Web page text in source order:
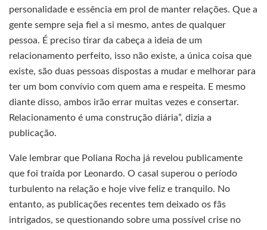
personalidade e essência em prol de manter relações. Que a
gente sempre seja fiel a si mesmo, antes de qualquer
pessoa. É preciso tirar da cabeça a ideia de um
relacionamento perfeito, isso não existe, a única coisa que
existe, são duas pessoas dispostas a mudar e melhorar para
ter um bom convívio com quem ama e respeita. E mesmo
diante disso, ambos irão errar muitas vezes e consertar.
Relacionamento é uma construção diária”, dizia a
publicação.
Vale lembrar que Poliana Rocha já revelou publicamente
que foi traída por Leonardo. O casal superou o período
turbulento na relação e hoje vive feliz e tranquilo. No
entanto, as publicações recentes tem deixado os fãs
intrigados, se questionando sobre uma possível crise no